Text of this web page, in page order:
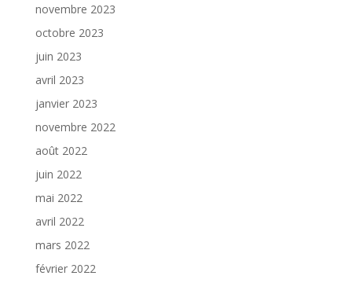
novembre 2023
octobre 2023
juin 2023
avril 2023
janvier 2023
novembre 2022
août 2022
juin 2022
mai 2022
avril 2022
mars 2022
février 2022